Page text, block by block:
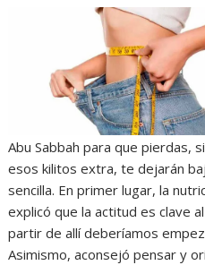
Abu Sabbah para que pierdas,
esos kilitos extra, te dejarán
sencilla. En primer lugar, la
explicó que la actitud es clave
partir de allí deberíamos
Asimismo, aconsejó pensar y